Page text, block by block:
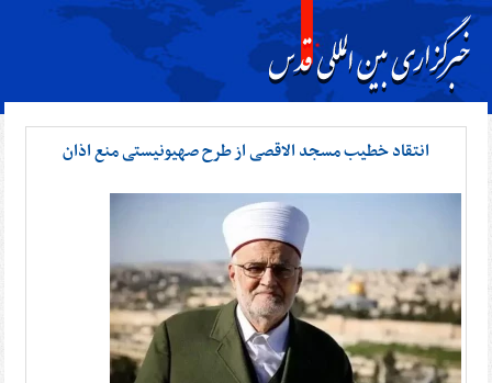
انتقاد خطیب مسجد الاقصی از طرح صهیونیستی منع اذان